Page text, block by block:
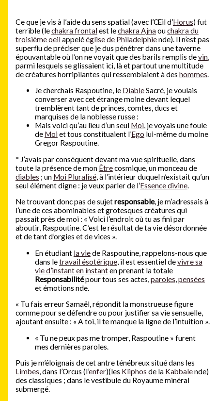
Ce que je vis à l’aide du sens spatial (avec l’Œil d’Horus) fut
terrible (lechakra frontalest lechakra Ajnaouchakra du
troisième oeilappelééglise de Philadelphiende). Il n’est pas
superflu de préciser que je dus pénétrer dans une taverne
épouvantable où l’on ne voyait que des barils remplis devin,
parmi lesquels se glissaient ici, là et partout une multitude
de créatures horripilantes qui ressemblaient à des hommes.
Je cherchais Raspoutine, le DiableSacré, je voulais
converser avec cet étrange moine devant lequel
tremblèrent tant de princes, comtes, ducs et
marquises de la noblesse russe :
Mais voici qu’au lieu d’un seul Moi, je voyais une foule
de Moiet tous constituaient l’Ego lui-même du moine
Gregor Raspoutine.
* J’avais par conséquent devant ma vue spirituelle, dans
toute la présence de mon Êtrecosmique, un monceau de
diables ; un Moi Pluralisé, à l’intérieur duquel n’existait qu’un
seul élément digne : je veux parler de l’Essence divine.
Ne trouvant donc pas de sujetresponsable, je m’adressais à
l’une de ces abominables et grotesques créatures qui
passait près de moi : « Voici l’endroit où tu as fini par
aboutir, Raspoutine. C’est le résultat de ta vie désordonnée
et de tant d’orgies et de vices ».
En étudiant la viede Raspoutine, rappelons-nous que
dans letravail ésotérique, il est essentiel devivre sa
vie d’instant en instanten prenant la totale
Responsabilitépour tous ses actes,paroles,pensées
et émotions nde.
« Tu fais erreur Samaël, répondit la monstrueuse figure
comme pour se défendre ou pour justifier sa vie sensuelle,
ajoutant ensuite : « A toi, il te manque la ligne de l’intuition ».
« Tu ne peux pas me tromper, Raspoutine » furent
mes dernières paroles.
Puis je m’éloignais de cet antre ténébreux situé dans les
Limbes, dans l’Orcus (l’enfer)(les Kliphos de la Kabbalende)
des classiques ; dans le vestibule du Royaume minéral
submergé.